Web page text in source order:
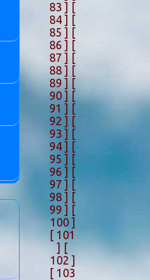
83 ] [
84 ] [
85 ] [
86 ] [
87 ] [
88 ] [
89 ] [
90 ] [
91 ] [
92 ] [
93 ] [
94 ] [
95 ] [
96 ] [
97 ] [
98 ] [
99 ] [
100 ]
[ 101
] [
102 ]
[ 103